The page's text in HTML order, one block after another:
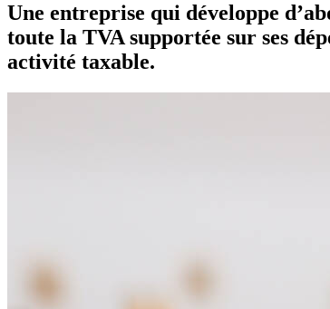
Une entreprise qui développe
toute la TVA supportée sur ses
activité taxable.